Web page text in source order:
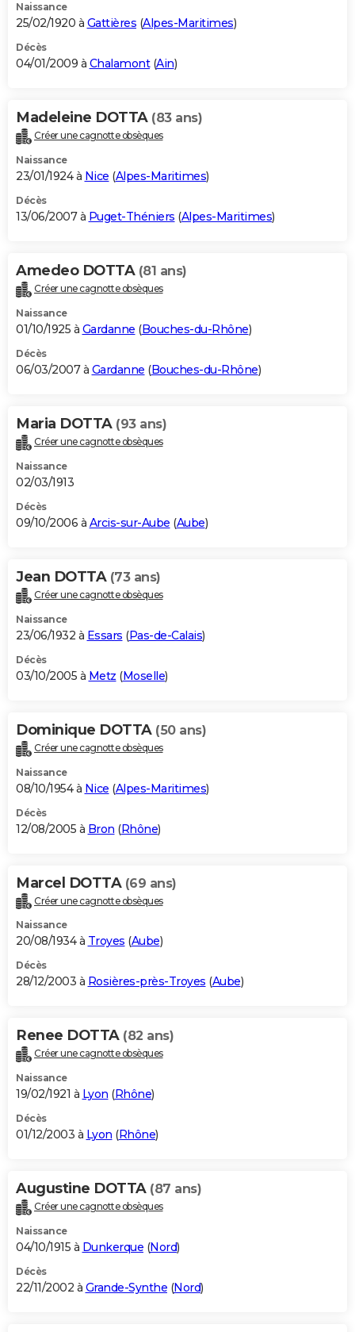
Naissance
25/02/1920 à Gattières (Alpes-Maritimes)
Décès
04/01/2009 à Chalamont(Ain)
Madeleine DOTTA (83 ans)
Créer une cagnotte obsèques
Naissance
23/01/1924 à Nice (Alpes-Maritimes)
Décès
13/06/2007 à Puget-Théniers (Alpes-Maritimes)
Amedeo DOTTA (81 ans)
Créer une cagnotte obsèques
Naissance
01/10/1925 à Gardanne (Bouches-du-Rhône)
Décès
06/03/2007 à Gardanne (Bouches-du-Rhône)
Maria DOTTA (93 ans)
Créer une cagnotte obsèques
Naissance
02/03/1913
Décès
09/10/2006 à Arcis-sur-Aube (Aube)
Jean DOTTA (73 ans)
Créer une cagnotte obsèques
Naissance
23/06/1932 à Essars (Pas-de-Calais)
Décès
03/10/2005 à Metz (Moselle)
Dominique DOTTA (50 ans)
Créer une cagnotte obsèques
Naissance
08/10/1954 à Nice (Alpes-Maritimes)
Décès
12/08/2005 à Bron (Rhône)
Marcel DOTTA (69 ans)
Créer une cagnotte obsèques
Naissance
20/08/1934 à Troyes (Aube)
Décès
28/12/2003 à Rosières-près-Troyes (Aube)
Renee DOTTA (82 ans)
Créer une cagnotte obsèques
Naissance
19/02/1921 à Lyon (Rhône)
Décès
01/12/2003 à Lyon (Rhône)
Augustine DOTTA (87 ans)
Créer une cagnotte obsèques
Naissance
04/10/1915 à Dunkerque (Nord)
Décès
22/11/2002 à Grande-Synthe (Nord)